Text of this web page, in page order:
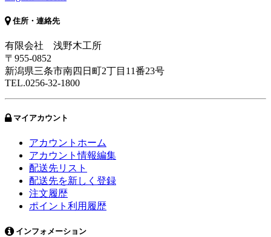
住所・連絡先
有限会社 浅野木工所
〒955-0852
新潟県三条市南四日町2丁目11番23号
TEL.0256-32-1800
マイアカウント
アカウントホーム
アカウント情報編集
配送先リスト
配送先を新しく登録
注文履歴
ポイント利用履歴
インフォメーション